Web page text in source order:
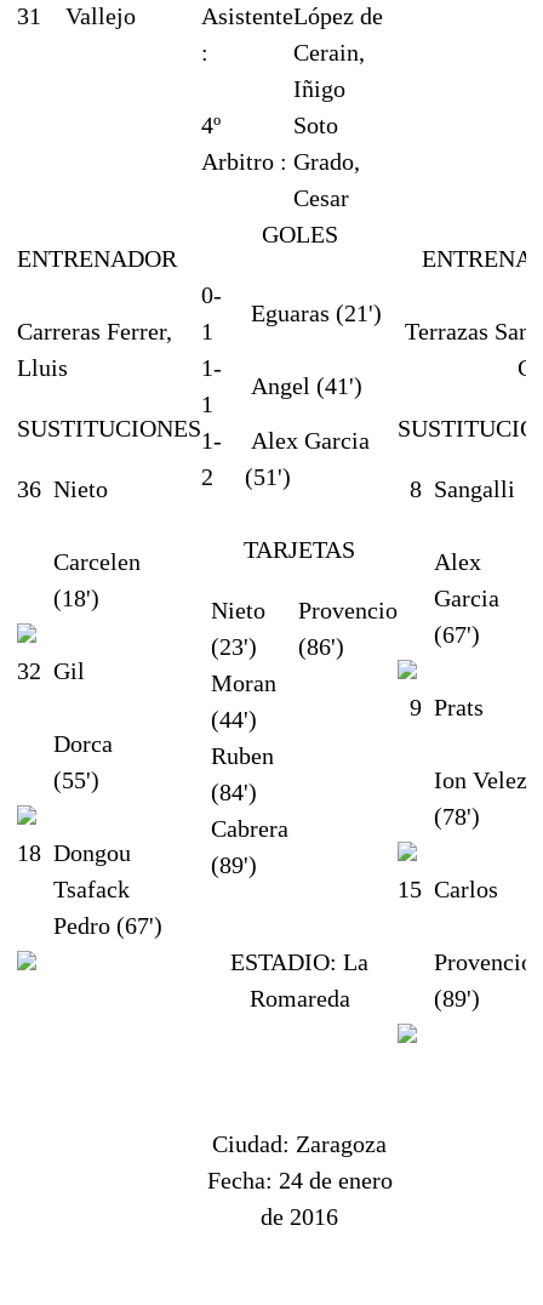
31
Vallejo
Asistente
:
López de
Cerain,
Iñigo
4º
Arbitro :
Soto
Grado,
Cesar
ENTRENADOR
Carreras Ferrer,
Lluis
SUSTITUCIONES
36 Nieto
Carcelen
(18')
32 Gil
Dorca
(55')
18 Dongou
Tsafack
Pedro (67')
GOLES
0-
1
Eguaras (21')
1-
1
Angel (41')
1-
2
Alex Garcia
(51')
TARJETAS
Nieto
(23')
Moran
(44')
Ruben
(84')
Cabrera
(89')
Provencio
(86')
ESTADIO: La
Romareda
Ciudad: Zaragoza
Fecha: 24 de enero
de 2016
Terrazas
8 Sangalli
Alex
Garcia
(67')
9 Prats
Ion Velez
(78')
15 Carlos
Provencio
(89')